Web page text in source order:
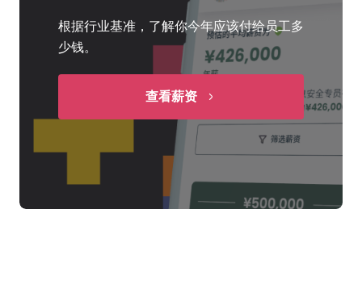
根据行业基准，了解你今年应该付给员工多
少钱。
查看薪资